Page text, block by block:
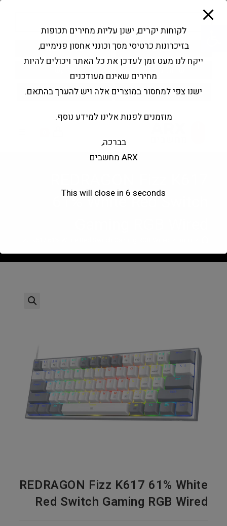
פתח סרגל נגישות
Products
search
החשבון שלי בקשה להצעה
61% White Red Switch
REDRAGON Fizz K617 61% White
Red Switch Gaming RGB Wired
לקוחות יקרים, ישנן עליות מחירים תכופות
בזיכרונות כרטיסי מסך וכונני אחסון פנימיים,
ייקח לנו מעט זמן לעדכן את כל האתר ויכולים להיות
מחירים שאינם מעודכנים
ישנו צפי למחסור במוצרים אלה ויש להערך בהתאם.
מוזמנים לפנות אלינו למידע נוסף.
בברכה,
ARX מחשבים
This will close in 6 seconds